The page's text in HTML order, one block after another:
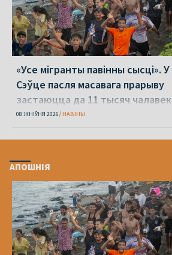
«Усе мігранты павінны сысці». У
Сэўце пасля масавага прарыву
застаюцца да 11 тысяч чалавек
08 ЖНІЎНЯ 2026 НАВІНЫ
АПОШНІЯ